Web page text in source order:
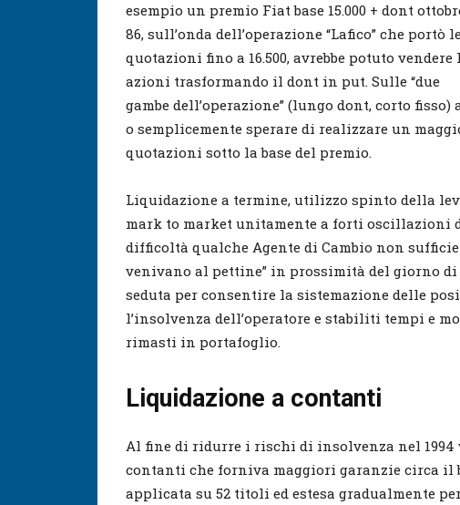
esempio un premio Fiat base 15.000 + dont
86, sull’onda dell’operazione “Lafico” che portò
quotazioni fino a 16.500, avrebbe potuto vendere
azioni trasformando il dont in put. Sulle “due
gambe dell’operazione” (lungo dont, corto
o semplicemente sperare di realizzare un
quotazioni sotto la base del premio.
Liquidazione a termine, utilizzo spinto della
mark to market unitamente a forti oscillazioni
difficoltà qualche Agente di Cambio non
venivano al pettine” in prossimità del giorno
seduta per consentire la sistemazione delle
l’insolvenza dell’operatore e stabiliti tempi e
rimasti in portafoglio.
Liquidazione a contanti
Al fine di ridurre i rischi di insolvenza nel
contanti che forniva maggiori garanzie circa
applicata su 52 titoli ed estesa gradualmente